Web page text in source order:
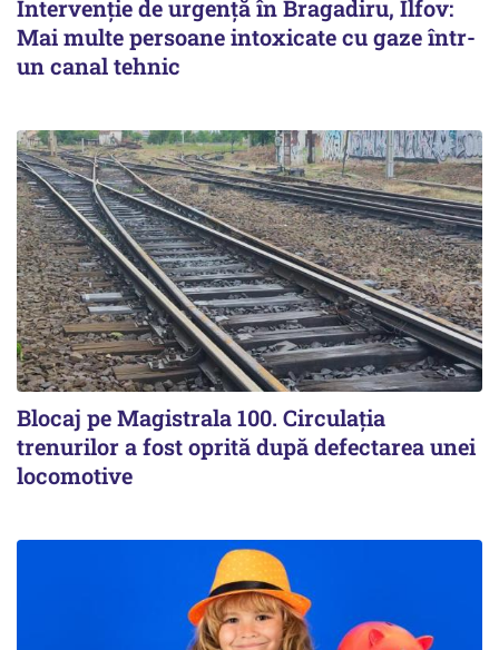
Intervenție de urgență în Bragadiru, Ilfov:
Mai multe persoane intoxicate cu gaze într-
un canal tehnic
Blocaj pe Magistrala 100. Circulația
trenurilor a fost oprită după defectarea unei
locomotive